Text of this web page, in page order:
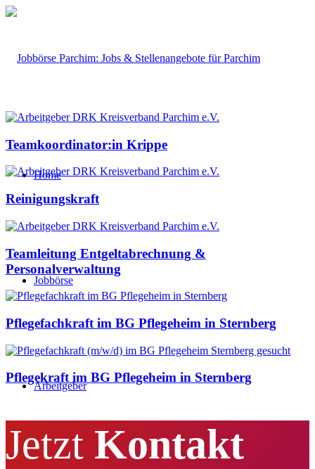
Home
Jobbörse
Arbeitgeber
Teamkoordinator:in Krippe
Reinigungskraft
Teamleitung Entgeltabrechnung &
Personalverwaltung
Pflegefachkraft im BG Pflegeheim in Sternberg
Pflegekraft im BG Pflegeheim in Sternberg
Jetzt Kontakt